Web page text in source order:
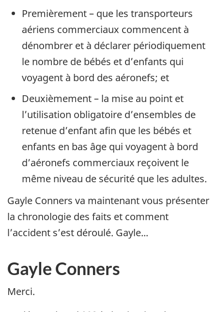
Premièrement – que les transporteurs
aériens commerciaux commencent à
dénombrer et à déclarer périodiquement
le nombre de bébés et d’enfants qui
voyagent à bord des aéronefs; et
Deuxièmement – la mise au point et
l’utilisation obligatoire d’ensembles de
retenue d’enfant afin que les bébés et
enfants en bas âge qui voyagent à bord
d’aéronefs commerciaux reçoivent le
même niveau de sécurité que les adultes.
Gayle Conners va maintenant vous présenter
la chronologie des faits et comment
l’accident s’est déroulé. Gayle...
Gayle Conners
Merci.